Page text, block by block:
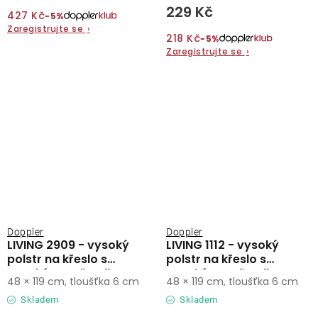
427 Kč−5%
Zaregistrujte se ›
229 Kč
218 Kč−5%
Zaregistrujte se ›
LIVING 2909 - vysoký
polstr na křeslo s
vysokým opěradlem
Doppler
Skladem
48 × 119 cm, tloušťka 6 cm
LIVING 1112 - vysoký
polstr na křeslo s
vysokým opěradlem
Doppler
Skladem
48 × 119 cm, tloušťka 6 cm